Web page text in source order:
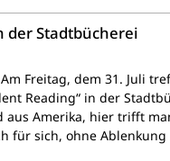
der Stadtbücherei
Freitag, dem 31. Juli
Reading“ in der
aus Amerika, hier trifft
für sich, ohne